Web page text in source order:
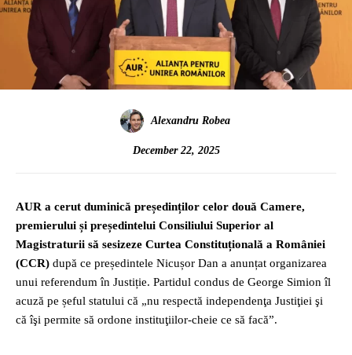
Alexandru Robea
December 22, 2025
AUR a cerut duminică președinților celor două Camere,
premierului și președintelui Consiliului Superior al
Magistraturii să sesizeze Curtea Constituțională a României
(CCR) după ce președintele Nicușor Dan a anunțat organizarea
unui referendum în Justiție. Partidul condus de George Simion îl
acuză pe șeful statului că „nu respectă independenţa Justiţiei şi
că îşi permite să ordone instituţiilor‑cheie ce să facă”.